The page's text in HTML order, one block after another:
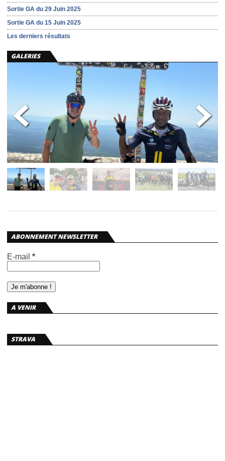
Sortie GA du 29 Juin 2025
Sortie GA du 15 Juin 2025
Les derniers résultats
GALERIES
Plusieurs GA ont réalisé « La Cinglée » du ventoux
< >
ABONNEMENT NEWSLETTER
E-mail *
A VENIR
STRAVA